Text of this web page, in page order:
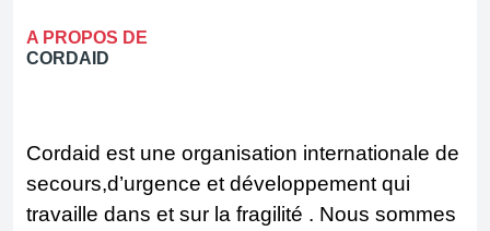
A PROPOS DE
CORDAID
Cordaid est une organisation internationale de
secours,d’urgence et développement qui
travaille dans et sur la fragilité . Nous sommes